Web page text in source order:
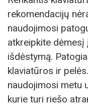
rekomendacijų
naudojimosi
atkreipkite dėmesį
išdėstymą.
klaviatūros ir
naudojimosi metu
kurie turi riešo